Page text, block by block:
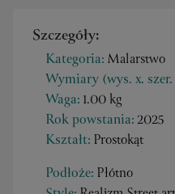
Szczegóły:
Kategoria: Malarstwo
Wymiary (wys. x. szer.
Waga: 1.00 kg
Rok powstania:2025
Kształt: Prostokąt
Podłoże: Płótno